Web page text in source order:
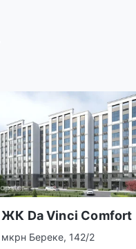
ЖК Da Vinci Comfort
мкрн Береке, 142/2